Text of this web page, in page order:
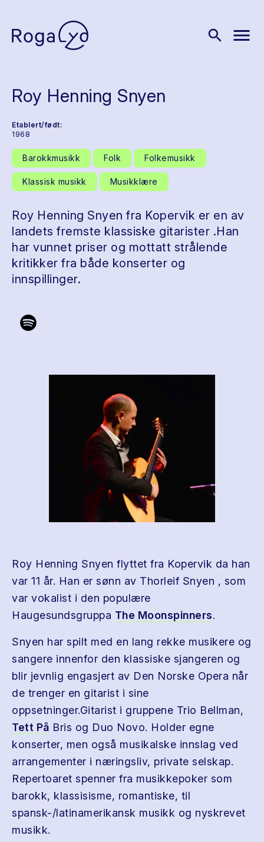
search menu
Roy Henning Snyen
Etablert/født:
1968
Barokkmusikk Folk Folkemusikk
Klassisk musikk Musikklære
Roy Henning Snyen fra Kopervik er en av
landets fremste klassiske gitarister .Han
har vunnet priser og mottatt strålende
kritikker fra både konserter og
innspillinger.
Roy Henning Snyen flyttet fra Kopervik da han
var 11 år. Han er sønn av Thorleif Snyen , som
var vokalist i den populære
Haugesundsgruppa The Moonspinners.
Snyen har spilt med en lang rekke musikere og
sangere innenfor den klassiske sjangeren og
blir jevnlig engasjert av Den Norske Opera når
de trenger en gitarist i sine
oppsetninger.Gitarist i gruppene Trio Bellman,
Tett På Bris og Duo Novo. Holder egne
konserter, men også musikalske innslag ved
arrangementer i næringsliv, private selskap.
Repertoaret spenner fra musikkepoker som
barokk, klassisisme, romantiske, til
spansk-/latinamerikansk musikk og nyskrevet
musikk.